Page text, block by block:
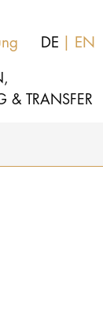
DE EN
& TRANSFER